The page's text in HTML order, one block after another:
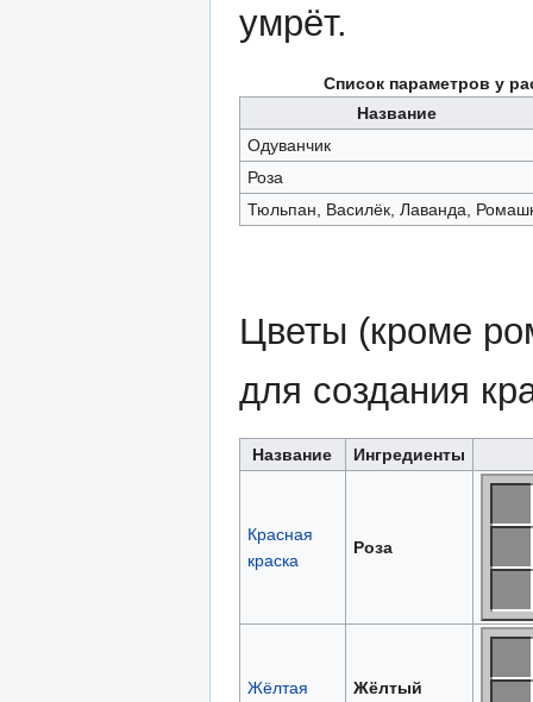
умрёт.
Список параметров у
Название
Одуванчик
Роза
Тюльпан, Василёк, Лаванда,
Цветы (кроме
для создания
Название Ингредиенты
Красная
краска
Роза
Жёлтая
Жёлтый